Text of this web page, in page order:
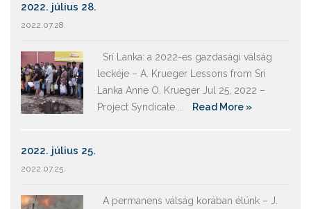
2022. július 28.
2022.07.28.
Srí Lanka: a 2022-es gazdasági válság
leckéje – A. Krueger Lessons from Sri
Lanka Anne O. Krueger Jul 25, 2022 –
Project Syndicate ...
Read More »
2022. július 25.
2022.07.25.
A permanens válság korában élünk – J.